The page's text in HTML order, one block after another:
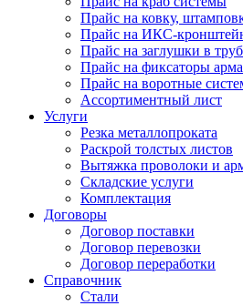
Прайс на ковку,
Прайс на ИКС-
Прайс на заглушки в
Прайс на фиксаторы
Прайс на воротные
Ассортиментный лист
Услуги
Резка металлопроката
Раскрой толстых листов
Вытяжка проволоки и
Складские услуги
Комплектация
Договоры
Договор поставки
Договор перевозки
Договор переработки
Справочник
Стали